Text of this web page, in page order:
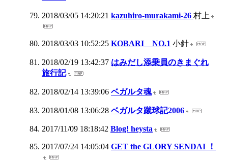
2018/03/05 14:20:21 kazuhiro-murakami-26 村上
2018/03/03 10:52:25 KOBARI NO.1 小針
2018/02/19 13:42:37 はみだし添乗員のきまぐれ
旅行記
2018/02/14 13:39:06 ベガルタ魂
2018/01/08 13:06:28 ベガルタ蹴球記2006
2017/11/09 18:18:42 Blog! heysta
2017/07/24 14:05:04 GET the GLORY SENDAI ！